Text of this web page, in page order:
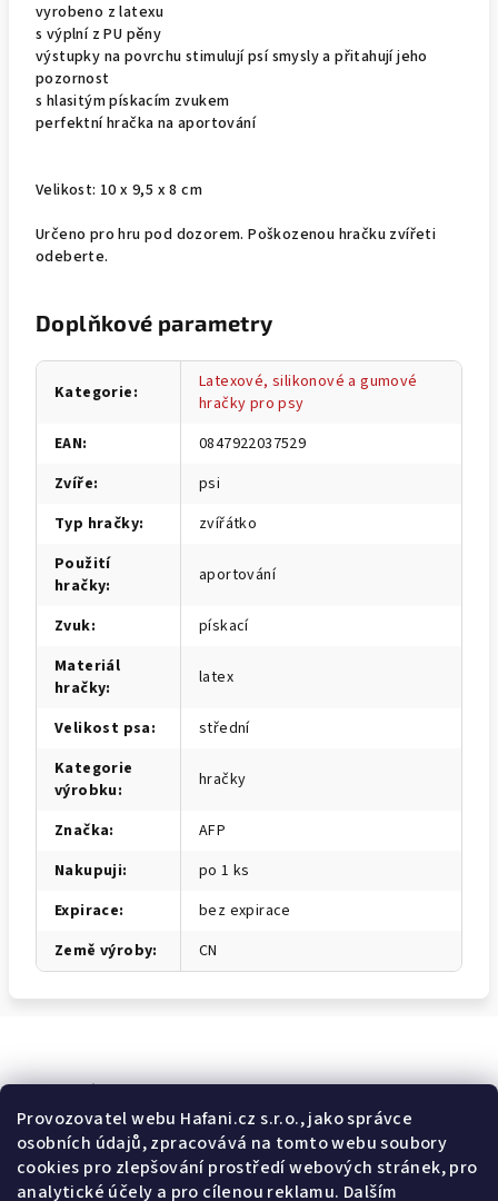
Provozovatel webu Hafani.cz s.r.o., jako správce
osobních údajů, zpracovává na tomto webu soubory
cookies pro zlepšování prostředí webových stránek, pro
analytické účely a pro cílenou reklamu. Dalším
vyrobeno z latexu
s výplní z PU pěny
výstupky na povrchu stimulují psí smysly a přitahují jeho
pozornost
s hlasitým pískacím zvukem
perfektní hračka na aportování
Velikost: 10 x 9,5 x 8 cm
Určeno pro hru pod dozorem. Poškozenou hračku zvířeti
odeberte.
Doplňkové parametry
Kategorie:
Latexové, silikonové a gumové
hračky pro psy
EAN:
0847922037529
Zvíře:
psi
Typ hračky:
zvířátko
Použití
hračky: aportování
Zvuk:
pískací
Materiál
hračky: latex
Velikost psa:
střední
Kategorie
výrobku: hračky
Značka:
AFP
Nakupuji:
po 1 ks
Expirace:
bez expirace
Země výroby: CN
Odebírat newsletter
E-mail